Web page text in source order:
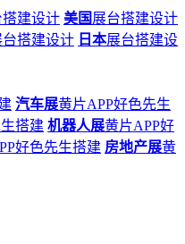
搭建设计 美国 展台搭建设计
台搭建设计 日本展台搭建设
汽车展黄片APP好色先生
搭建 机器人展黄片APP好
好色先生搭建 房地产展黄